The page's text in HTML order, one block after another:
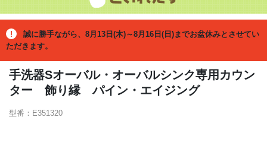
誠に勝手ながら、8月13日(木)～8月16日(日)までお盆休みとさせてい
ただきます。
手洗器Sオーバル・オーバルシンク専用カウン
ター 飾り縁 パイン・エイジング
型番：E351320